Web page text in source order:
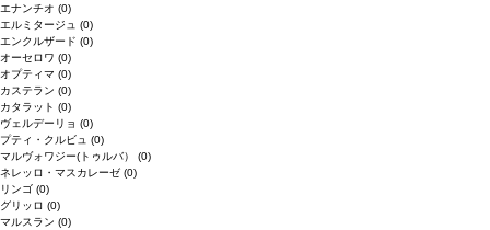
エナンチオ (0)
エルミタージュ (0)
エンクルザード (0)
オーセロワ (0)
オプティマ (0)
カステラン (0)
カタラット (0)
ヴェルデーリョ (0)
プティ・クルビュ (0)
マルヴォワジー(トゥルバ） (0)
ネレッロ・マスカレーゼ (0)
リンゴ (0)
グリッロ (0)
マルスラン (0)